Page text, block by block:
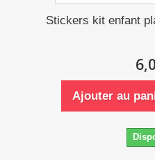
Stickers kit enfant
Ajouter au